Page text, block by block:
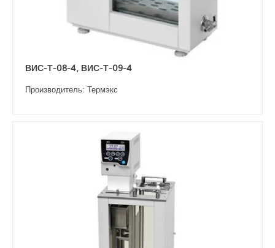
ВИС-Т-08-4, ВИС-Т-09-4
Производитель: Термэкс